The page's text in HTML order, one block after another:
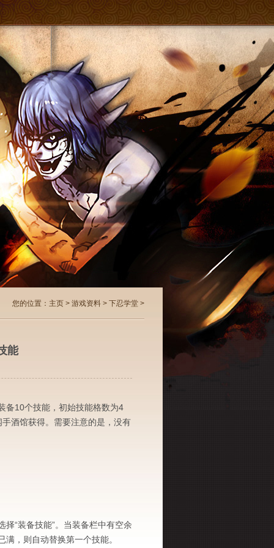
您的位置： 主页 > 游戏资料 > 下忍学堂 >
能
10个技能，初始技能格数为4
酒馆获得。需要注意的是，没有
“装备技能”。当装备栏中有空余
，则自动替换第一个技能。